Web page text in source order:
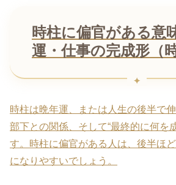
時柱に偏官がある意
運・仕事の完成形（
時柱は晩年運、または人生の後半で
部下との関係、そして“最終的に何を
す。時柱に偏官がある人は、後半ほど
になりやすいでしょう。